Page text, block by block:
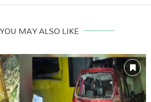
YOU MAY ALSO LIKE